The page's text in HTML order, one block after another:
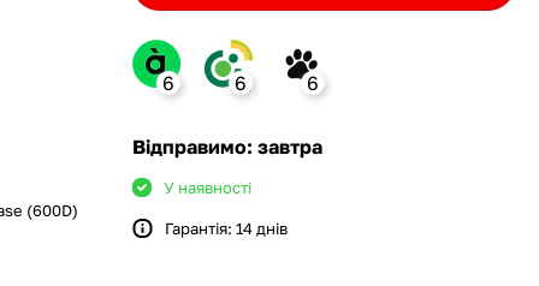
(600D)
6
картку і створіть
6
частинами.
6
Відправимо: завтра
У наявності
Гарантія: 14 днів